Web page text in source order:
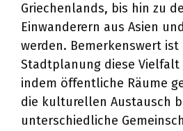
Griechenlands, bis hin zu
Einwanderern aus Asien
werden. Bemerkenswert ist
Stadtplanung diese
indem öffentliche Räume
die kulturellen Austausch
unterschiedliche